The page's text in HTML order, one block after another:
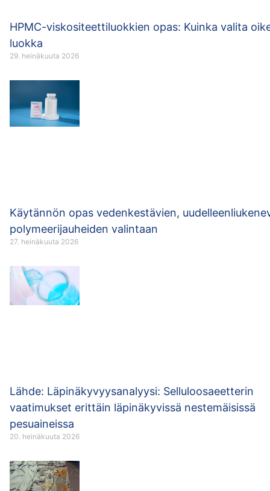
HPMC-viskositeettiluokkien opas: Kuinka valita
luokka
29. heinäkuuta 2026
Käytännön opas vedenkestävien,
polymeerijauheiden valintaan
27. heinäkuuta 2026
Lähde: Läpinäkyvyysanalyysi: Selluloosaeetterin
vaatimukset erittäin läpinäkyvissä nestemäisissä
pesuaineissa
20. heinäkuuta 2026